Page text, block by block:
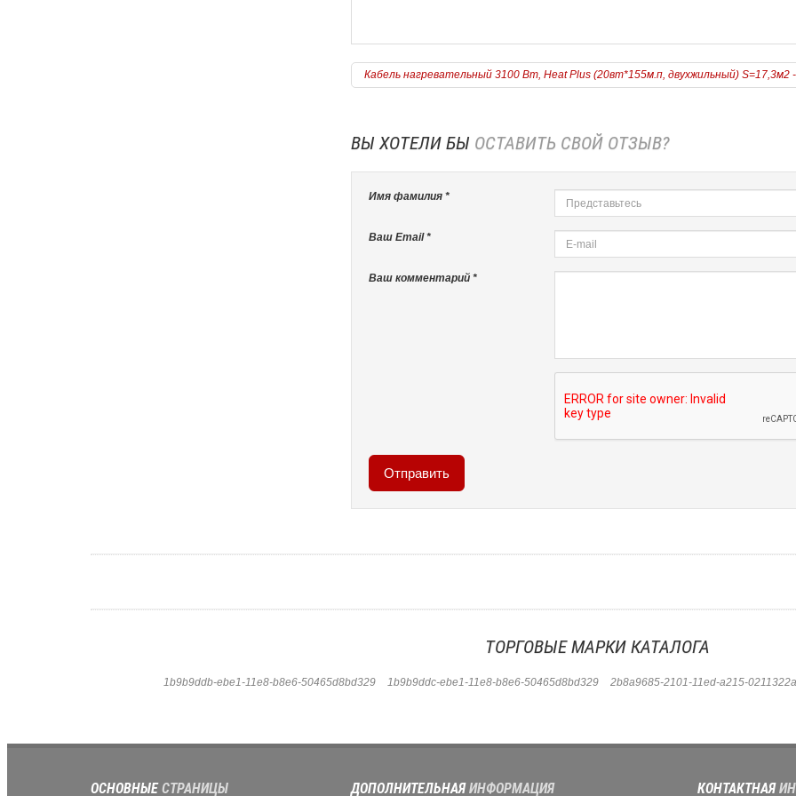
Кабель нагревательный 3100 Вт, Heat Plus (20вт*155м.п, двухжильный) S=17,3м2
ВЫ ХОТЕЛИ БЫ ОСТАВИТЬ СВОЙ ОТЗЫВ?
Имя фамилия *
Ваш Email *
Ваш комментарий *
ТОРГОВЫЕ МАРКИ КАТАЛОГА
1b9b9ddb-ebe1-11e8-b8e6-50465d8bd329 1b9b9ddc-ebe1-11e8-b8e6-50465d8bd329 2b8a9685-2101-11ed-a215-
ОСНОВНЫЕСТРАНИЦЫ ДОПОЛНИТЕЛЬНАЯИНФОРМАЦИЯ КОНТАКТНАЯ